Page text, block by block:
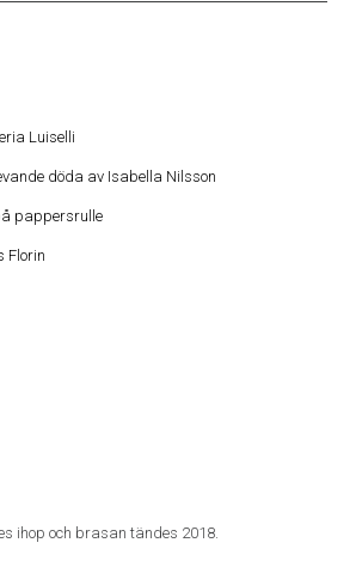
Luiselli
döda av Isabella Nilsson
pappersrulle
Florin
ihop och brasan tändes 2018.